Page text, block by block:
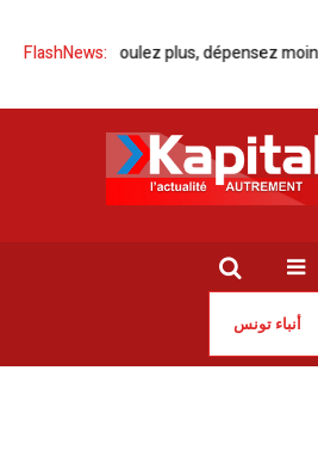
FlashNews:
Avec Kia, roulez plus, dépensez moins
أنباء تونس